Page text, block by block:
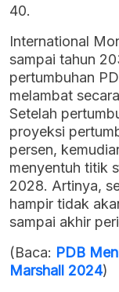
40.
International
sampai tahun
pertumbuhan
melambat
Setelah
proyeksi
persen,
menyentuh titik
2028. Artinya,
hampir tidak
sampai akhir
(Baca: PDB
Marshall 2024)